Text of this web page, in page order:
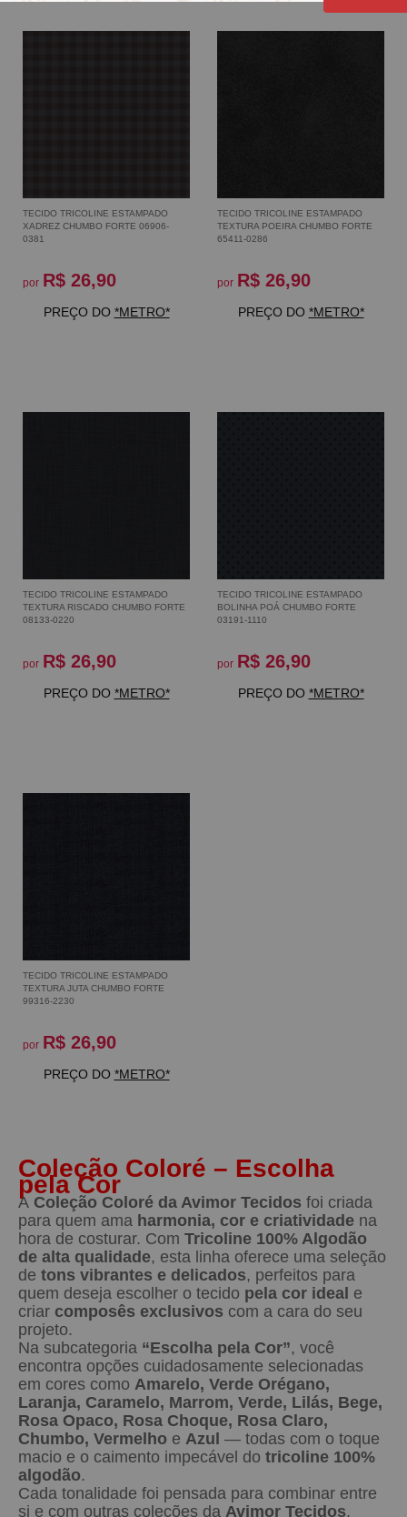
TECIDO TRICOLINE ESTAMPADO
XADREZ CHUMBO FORTE 06906-
0381
por R$ 26,90
PREÇO DO *METRO*
TECIDO TRICOLINE ESTAMPADO
TEXTURA POEIRA CHUMBO FORTE
65411-0286
por R$ 26,90
PREÇO DO *METRO*
TECIDO TRICOLINE ESTAMPADO
TEXTURA RISCADO CHUMBO FORTE
08133-0220
por R$ 26,90
PREÇO DO *METRO*
TECIDO TRICOLINE ESTAMPADO
BOLINHA POÁ CHUMBO FORTE
03191-1110
por R$ 26,90
PREÇO DO *METRO*
TECIDO TRICOLINE ESTAMPADO
TEXTURA JUTA CHUMBO FORTE
99316-2230
por R$ 26,90
PREÇO DO *METRO*
Coleção Coloré – Escolha
pela Cor
A Coleção Coloré da Avimor Tecidos foi criada
para quem ama harmonia, cor e criatividade na
hora de costurar. Com Tricoline 100% Algodão
de alta qualidade, esta linha oferece uma seleção
de tons vibrantes e delicados, perfeitos para
quem deseja escolher o tecido pela cor ideal e
criar composês exclusivos com a cara do seu
projeto.
Na subcategoria “Escolha pela Cor”, você
encontra opções cuidadosamente selecionadas
em cores como Amarelo, Verde Orégano,
Laranja, Caramelo, Marrom, Verde, Lilás, Bege,
Rosa Opaco, Rosa Choque, Rosa Claro,
Chumbo, Vermelho e Azul — todas com o toque
macio e o caimento impecável do tricoline 100%
algodão.
Cada tonalidade foi pensada para combinar entre
si e com outras coleções da Avimor Tecidos,